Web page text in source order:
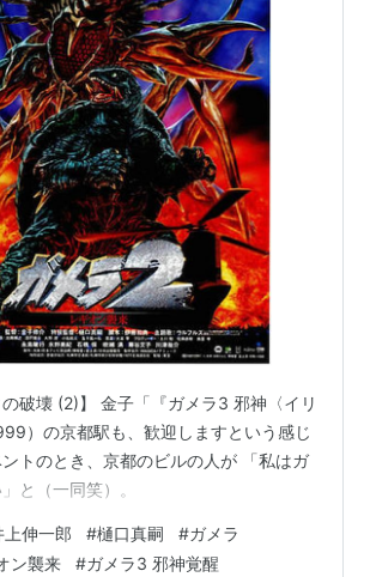
の破壊 (2)】 金子「『ガメラ3 邪神〈イリ
）の京都駅も、歓迎しますという感じ
トのとき、京都のビルの人が 「私はガ
と（一同笑）。
上伸一郎 #樋口真嗣 #ガメラ
ン襲来 #ガメラ3 邪神覚醒